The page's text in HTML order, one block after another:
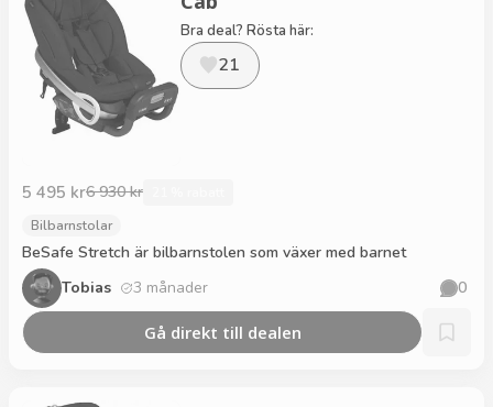
Bra deal? Rösta här:
21
5 495 kr6 930 kr
Tobias 3 månader 0
BeSafe Stretch är bilbarnstolen som växer med barnet
Bilbarnstolar
Gå direkt till dealen